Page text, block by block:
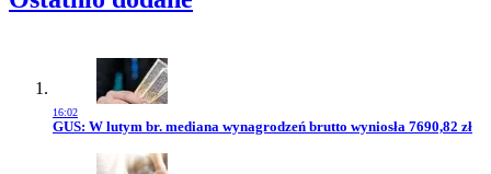
16:02
Przejdź do artykułu:
GUS: W lutym br. mediana wynagrodzeń brutto wyniosła 7690,82 zł